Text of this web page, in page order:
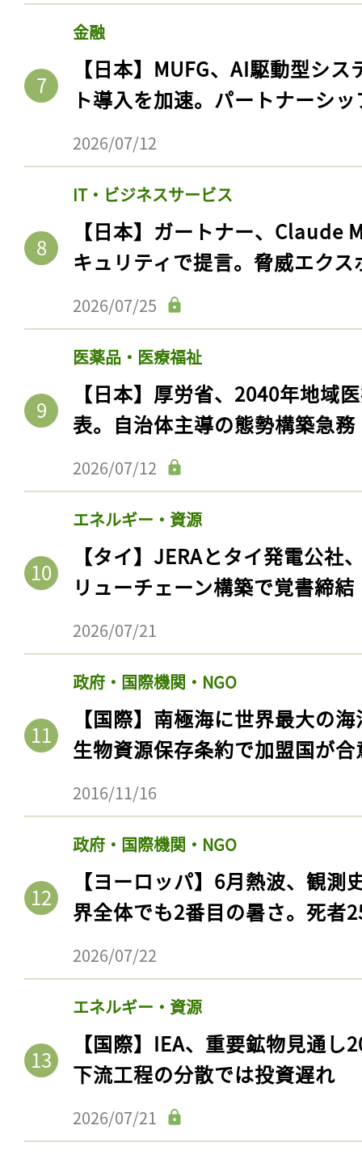
金融
【日本】MUFG、AI駆動型シ
ト導入を加速。パートナーシ
2026/07/12
IT・ビジネスサービス
【日本】ガートナー、Claude
キュリティで提言。脅威エク
2026/07/25
医薬品・医療福祉
【日本】厚労省、2040年地域
表。自治体主導の態勢構築急務
2026/07/12
エネルギー・資源
【タイ】JERAとタイ発電公社
リューチェーン構築で覚書締結
2026/07/21
政府・国際機関・NGO
【国際】南極海に世界最大の
生物資源保存条約で加盟国が合
2016/11/16
政府・国際機関・NGO
【ヨーロッパ】6月熱波、観
界全体でも2番目の暑さ。死者
2026/07/22
エネルギー・資源
【国際】IEA、重要鉱物見通
下流工程の分散では投資遅れ
2026/07/21
記事をお気に入りに
ログインが必